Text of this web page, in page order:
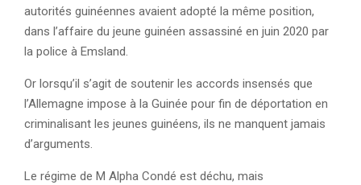
autorités guinéennes avaient adopté la même position,
dans l’affaire du jeune guinéen assassiné en juin 2020 par
la police à Emsland.
Or lorsqu’il s’agit de soutenir les accords insensés que
l’Allemagne impose à la Guinée pour fin de déportation en
criminalisant les jeunes guinéens, ils ne manquent jamais
d’arguments.
Le régime de M Alpha Condé est déchu, mais